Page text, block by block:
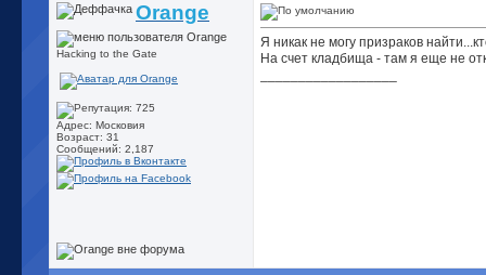
Orange
Hacking to the Gate
Адрес: Московия
Возраст: 31
Сообщений: 2,187
Я никак не могу призраков
На счет кладбища - там я еще не